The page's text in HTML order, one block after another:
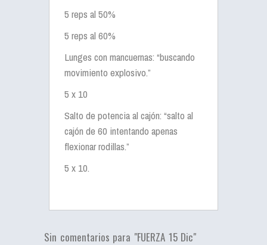
5 reps al 50%
5 reps al 60%
Lunges con mancuernas: “buscando
movimiento explosivo.”
5 x 10
Salto de potencia al cajón: “salto al
cajón de 60 intentando apenas
flexionar rodillas.”
5 x 10.
Sin comentarios para "FUERZA 15 Dic"